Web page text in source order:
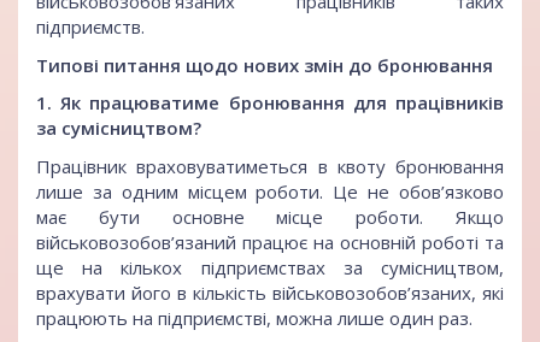
підприємств.
Типові питання щодо нових змін до бронювання
1. Як працюватиме бронювання для працівників
за сумісництвом?
Працівник враховуватиметься в квоту бронювання
лише за одним місцем роботи. Це не обов’язково
має бути основне місце роботи. Якщо
військовозобов’язаний працює на основній роботі та
ще на кількох підприємствах за сумісництвом,
врахувати його в кількість військовозобов’язаних, які
працюють на підприємстві, можна лише один раз.